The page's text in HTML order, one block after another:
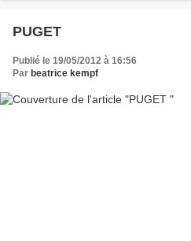
PUGET
Publié le 19/05/2012 à 16:56
Par beatrice kempf